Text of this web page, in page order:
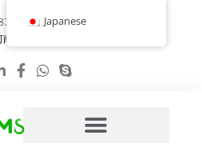
info@gumstabilizer.com
省鄭州市玉英路6号
Japanese